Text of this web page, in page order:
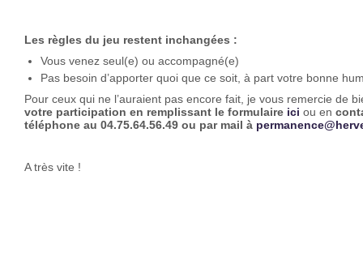
Les règles du jeu restent inchangées :
Vous venez seul(e) ou accompagné(e)
Pas besoin d’apporter quoi que ce soit, à part votre bonne
Pour ceux qui ne l’auraient pas encore fait, je vous remercie de
votre participation en remplissant le formulaire ici ou en
téléphone au 04.75.64.56.49 ou par mail à
A très vite !